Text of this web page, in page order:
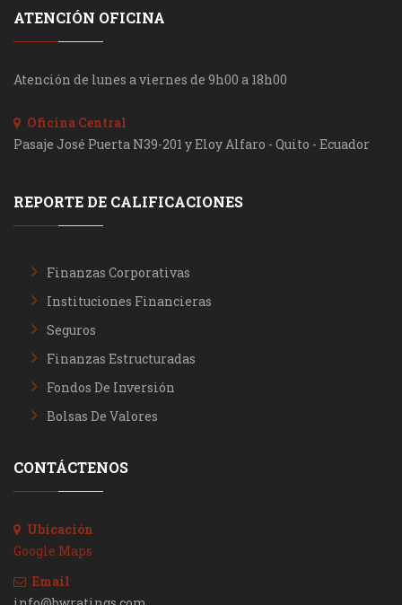
ATENCIÓN OFICINA
Atención de lunes a viernes de 9h00 a 18h00
Oficina Central
Pasaje José Puerta N39-201 y Eloy Alfaro - Quito - Ecuador
REPORTE DE CALIFICACIONES
Finanzas Corporativas
Instituciones Financieras
Seguros
Finanzas Estructuradas
Fondos De Inversión
Bolsas De Valores
CONTÁCTENOS
Ubicación
Google Maps
Email